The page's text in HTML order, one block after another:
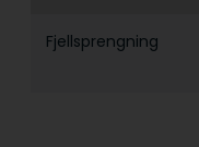
Fjellsprengning